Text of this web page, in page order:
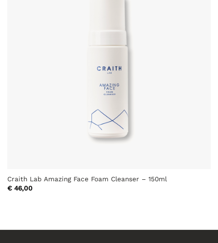
Craith Lab Amazing Face Foam Cleanser – 150ml
€46,00